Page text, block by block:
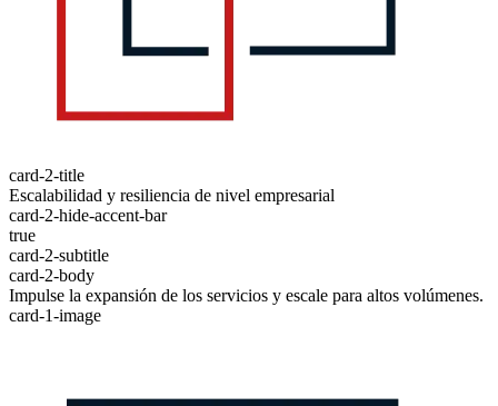
card-2-title
Escalabilidad y resiliencia de nivel empresarial
card-2-hide-accent-bar
true
card-2-subtitle
card-2-body
Impulse la expansión de los servicios y escale para altos volúmenes.
card-1-image